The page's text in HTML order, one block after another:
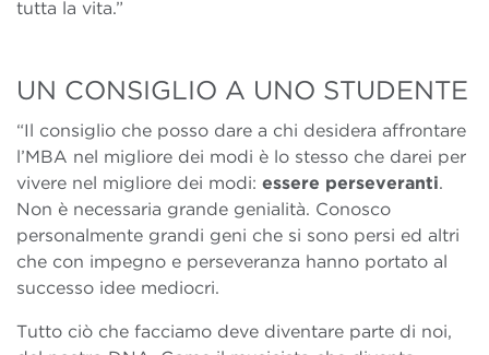
tutta la vita.”
UN CONSIGLIO A UNO STUDENTE
“Il consiglio che posso dare a chi desidera affrontare
l’MBA nel migliore dei modi è lo stesso che darei per
vivere nel migliore dei modi: essere perseveranti.
Non è necessaria grande genialità. Conosco
personalmente grandi geni che si sono persi ed altri
che con impegno e perseveranza hanno portato al
successo idee mediocri.
Tutto ciò che facciamo deve diventare parte di noi,